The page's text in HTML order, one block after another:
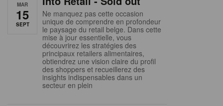
MAR
15
SEPT
Ne manquez pas cette occasion
unique de comprendre en profondeur
le paysage du retail belge. Dans cette
mise à jour essentielle, vous
découvrirez les stratégies des
principaux retailers alimentaires,
obtiendrez une vision claire du profil
des shoppers et recueillerez des
insights indispensables dans un
secteur en plein